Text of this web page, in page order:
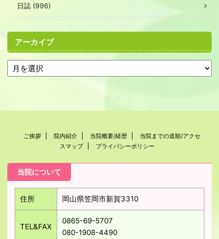
日誌 (996)
アーカイブ
ご挨拶 院内紹介 当院概要/経歴
当院までの道順/アクセ
スマップ
プライバシーポリシー
当院について
住所 岡山県笠岡市新賀3310
TEL&FAX
0865-69-5707
080-1908-4490